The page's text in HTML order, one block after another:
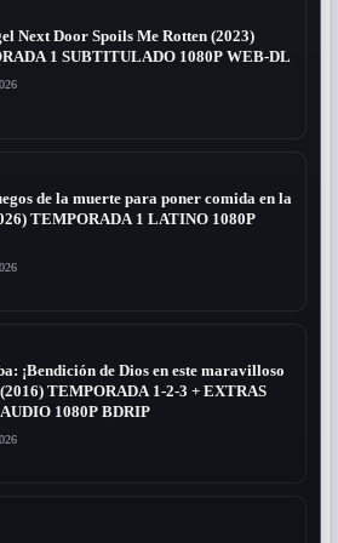
Next Door Spoils Me Rotten (2023)
1 SUBTITULADO 1080P WEB-DL
de la muerte para poner comida en la
TEMPORADA 1 LATINO 1080P
¡Bendición de Dios en este maravilloso
TEMPORADA 1-2-3 + EXTRAS
1080P BDRIP